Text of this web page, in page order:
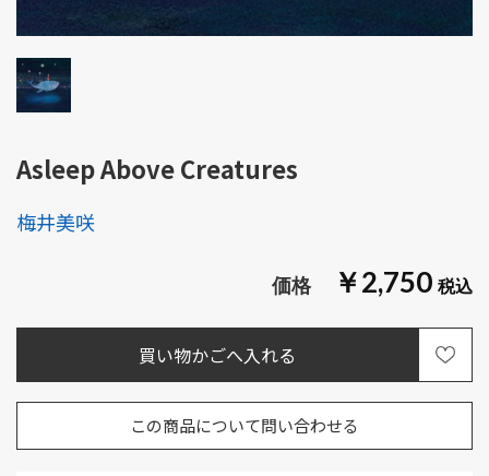
Asleep Above Creatures
￥2,750
この商品について問い合わせる
梅井美咲